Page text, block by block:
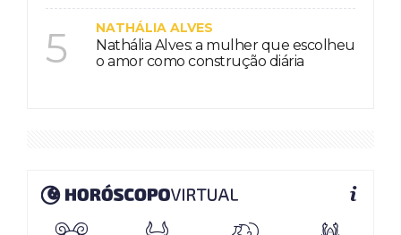
5 NATHÁLIA ALVES
Nathália Alves: a mulher que escolheu
o amor como construção diária